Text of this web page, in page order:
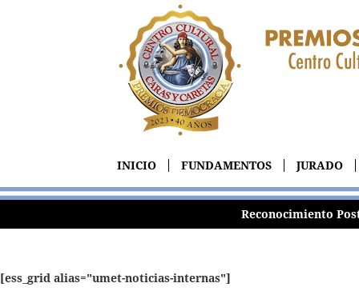
INICIO FUNDAMENTOS JURADO
Reconocimiento
[ess_grid alias="umet-noticias-internas"]